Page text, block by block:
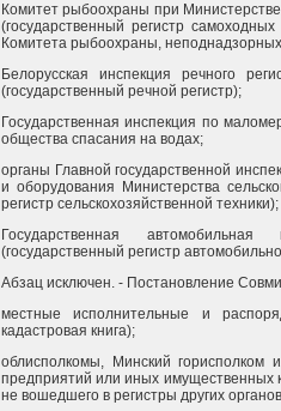
Комитет рыбоохраны при
(государственный регистр
Комитета рыбоохраны,
Белорусская инспекция речного
(государственный речной регистр);
Государственная инспекция по
общества спасания на водах;
органы Главной государственной
и оборудования Министерства
регистр сельскохозяйственной техники);
Государственная
(государственный регистр
Абзац исключен. - Постановление
местные исполнительные и
кадастровая книга);
облисполкомы, Минский горисполком
предприятий или иных имущественных
не вошедшего в регистры других